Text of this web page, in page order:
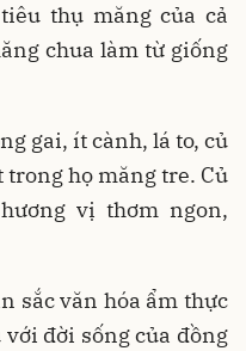
thụ măng của cả
chua làm từ giống
gai, ít cành, lá to, củ
họ măng tre. Củ
vị thơm ngon,
sắc văn hóa ẩm thực
đời sống của đồng